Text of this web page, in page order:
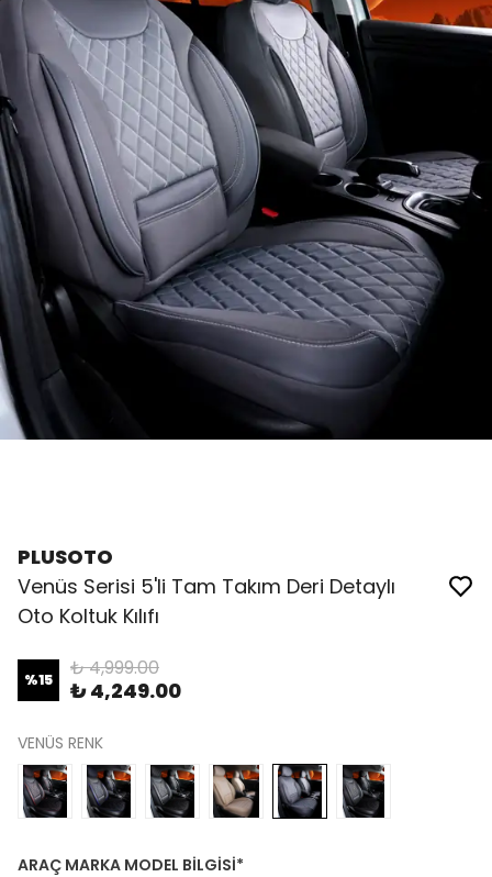
PLUSOTO
Venüs Serisi 5'li Tam Takım Deri Detaylı
Oto Koltuk Kılıfı
%15 ₺ 4,999.00
₺ 4,249.00
VENÜS RENK
ARAÇ MARKA MODEL BİLGİSİ*